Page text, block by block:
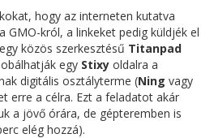
hogy az interneten kutatva
GMO-król, a linkeket pedig küldjék el
közös szerkesztésű Titanpad
egy Stixy oldalra a
digitális osztályterme (Ning vagy
erre a célra. Ezt a feladatot akár
a jövő órára, de gépteremben is
elég hozzá).